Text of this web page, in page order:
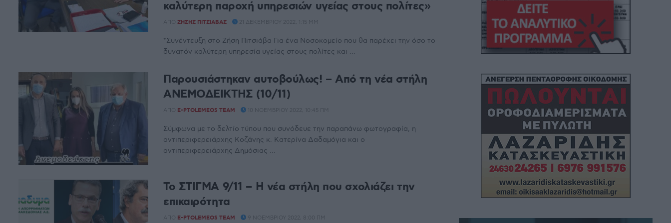
καλύτερη παροχή υπηρεσιών υγείας στους πολίτες»
ΑΠΌ ΖΉΣΗΣ ΠΙΤΣΙΆΒΑΣ 21 ΔΕΚΕΜΒΡΊΟΥ 2022, 1:15 ΜΜ
*Συνέντευξη στο Ζήση Πιτσιάβα Για ένα Νοσοκομείο που θα παρέχει την όσο το
δυνατόν καλύτερη υπηρεσία υγείας στους πολίτες και ...
Παρουσιάστηκαν αυτοβούλως! – Από τη νέα στήλη
ΑΝΕΜΟΔΕΙΚΤΗΣ (10/11)
ΑΠΌ E-PTOLEMEOS TEAM 10 ΝΟΕΜΒΡΊΟΥ 2022, 10:45 ΠΜ
Σύμφωνα με το δελτίο τύπου που συνόδευε την παραπάνω φωτογραφία, η
αντιπεριφερειάρχης Κοζάνης κ. Κατερίνα Δαδαμόγια και ο
αντιπεριφερειάρχης Δημόσιας ...
Το ΣΤΙΓΜΑ 9/11 – Η νέα στήλη που σχολιάζει την
επικαιρότητα
ΑΠΌ E-PTOLEMEOS TEAM 9 ΝΟΕΜΒΡΊΟΥ 2022, 8:00 ΠΜ